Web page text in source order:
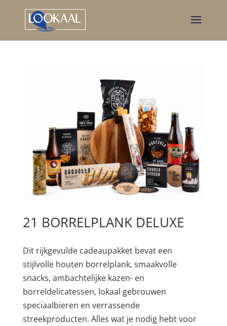
21 BORRELPLANK DELUXE
Dit rijkgevulde cadeaupakket bevat een
stijlvolle houten borrelplank, smaakvolle
snacks, ambachtelijke kazen- en
borreldelicatessen, lokaal gebrouwen
speciaalbieren en verrassende
streekproducten. Alles wat je nodig hebt voor